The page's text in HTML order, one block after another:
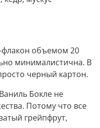
флакон объемом 20
минималистична. В
черный картон.
Бокле не
Потому что все
грейпфрут,